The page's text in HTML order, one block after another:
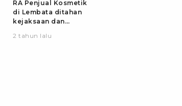
RA Penjual Kosmetik
di Lembata ditahan
kejaksaan dan
penjara
2 tahun lalu